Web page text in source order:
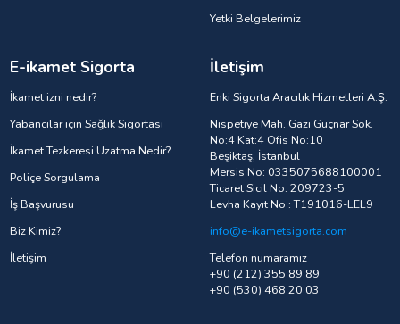
Yetki Belgelerimiz
E-ikamet Sigorta
İkamet izni nedir?
Yabancılar için Sağlık Sigortası
İkamet Tezkeresi Uzatma Nedir?
Poliçe Sorgulama
İş Başvurusu
Biz Kimiz?
İletişim
İletişim
Enki Sigorta Aracılık Hizmetleri A.Ş.
Nispetiye Mah. Gazi Güçnar Sok.
No:4 Kat:4 Ofis No:10
Beşiktaş, İstanbul
Mersis No: 0335075688100001
Ticaret Sicil No: 209723-5
Levha Kayıt No : T191016-LEL9
info@e-ikametsigorta.com
Telefon numaramız
+90 (212) 355 89 89
+90 (530) 468 20 03